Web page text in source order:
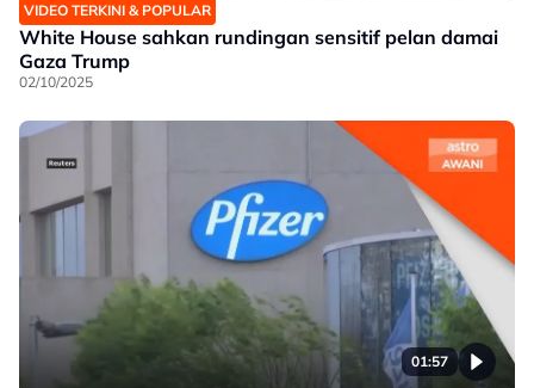
VIDEO TERKINI & POPULAR
White House sahkan rundingan sensitif pelan damai
Gaza Trump
02/10/2025
01:57